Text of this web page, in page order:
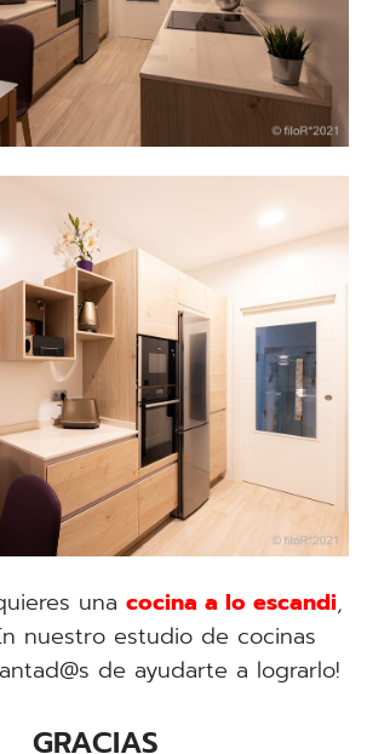
una cocina a lo escandi,
nuestro estudio de cocinas
de ayudarte a lograrlo!
GRACIAS